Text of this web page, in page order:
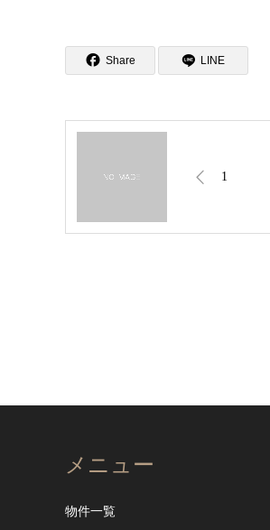
Share LINE
1
メニュー
物件一覧